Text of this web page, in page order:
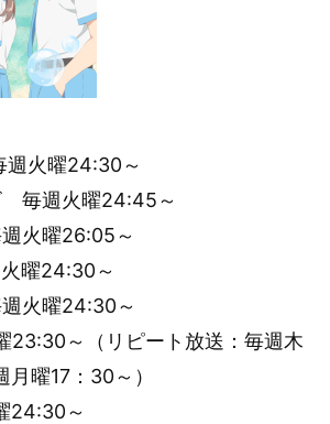
火曜24:30～
毎週火曜24:45～
火曜26:05～
曜24:30～
火曜24:30～
～（リピート放送：毎週木
曜17：30～）
24:30～